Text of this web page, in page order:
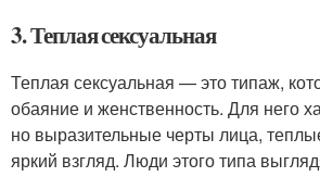
3. Теплая сексуальная
Теплая сексуальная — это типаж,
обаяние и женственность. Для него
но выразительные черты лица,
яркий взгляд. Люди этого типа